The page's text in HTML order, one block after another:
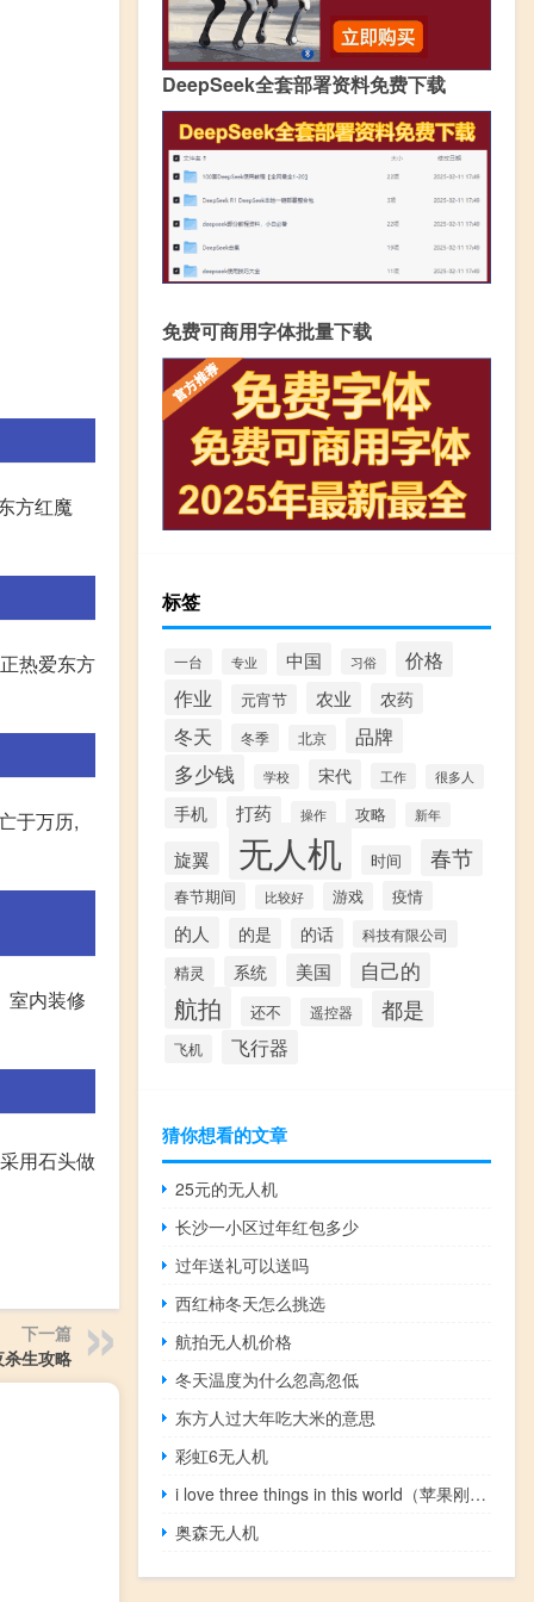
方红魔
热爱东方
于万历,
室内装修
用石头做
下一篇
杀生攻略
DeepSeek全套部署资料免费下载
免费可商用字体批量下载
标签
一台 专业 中国 习俗
价格
作业
元宵节 农业 农药
冬天 冬季 北京 品牌
多少钱 学校 宋代 工作 很多人
手机 打药 操作 攻略 新年
旋翼 无人机 时间 春节
春节期间 比较好 游戏 疫情
的人 的是 的话 科技有限公司
精灵 系统 美国 自己的
航拍 还不 遥控器 都是
飞机 飞行器
猜你想看的文章
25元的无人机
长沙一小区过年红包多少
过年送礼可以送吗
西红柿冬天怎么挑选
航拍无人机价格
冬天温度为什么忽高忽低
东方人过大年吃大米的意思
彩虹6无人机
i love three things in this world（苹果刚刚发布了适用于iPhone和iPad的iOS 13.3 Beta 2）
奥森无人机